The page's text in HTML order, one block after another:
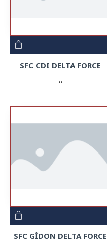
SFC CDI DELTA FORCE
..
SFC GİDON DELTA FORCE